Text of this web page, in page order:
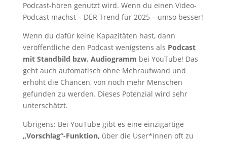
Podcast-hören genutzt wird. Wenn du einen Video-
Podcast machst – DER Trend für 2025 – umso besser!
Wenn du dafür keine Kapazitäten hast, dann
veröffentliche den Podcast wenigstens als Podcast
mit Standbild bzw. Audiogramm bei YouTube! Das
geht auch automatisch ohne Mehraufwand und
erhöht die Chancen, von noch mehr Menschen
gefunden zu werden. Dieses Potenzial wird sehr
unterschätzt.
Übrigens: Bei YouTube gibt es eine einzigartige
„Vorschlag“-Funktion, über die User*innen oft zu